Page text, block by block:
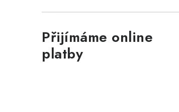
Přijímáme online
platby